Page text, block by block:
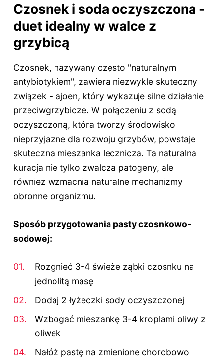
Czosnek i soda oczyszczona -
duet idealny w walce z
grzybicą
Czosnek, nazywany często "naturalnym
antybiotykiem", zawiera niezwykle skuteczny
związek - ajoen, który wykazuje silne działanie
przeciwgrzybicze. W połączeniu z sodą
oczyszczoną, która tworzy środowisko
nieprzyjazne dla rozwoju grzybów, powstaje
skuteczna mieszanka lecznicza. Ta naturalna
kuracja nie tylko zwalcza patogeny, ale
również wzmacnia naturalne mechanizmy
obronne organizmu.
Sposób przygotowania pasty czosnkowo-
sodowej:
Rozgnieć 3-4 świeże ząbki czosnku na
jednolitą masę
Dodaj 2 łyżeczki sody oczyszczonej
Wzbogać mieszankę 3-4 kroplami oliwy z
oliwek
Nałóż pastę na zmienione chorobowo